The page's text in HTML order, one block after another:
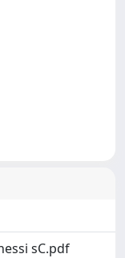
sC.pdf